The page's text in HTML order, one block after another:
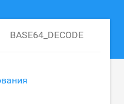
BASE64_DECODE